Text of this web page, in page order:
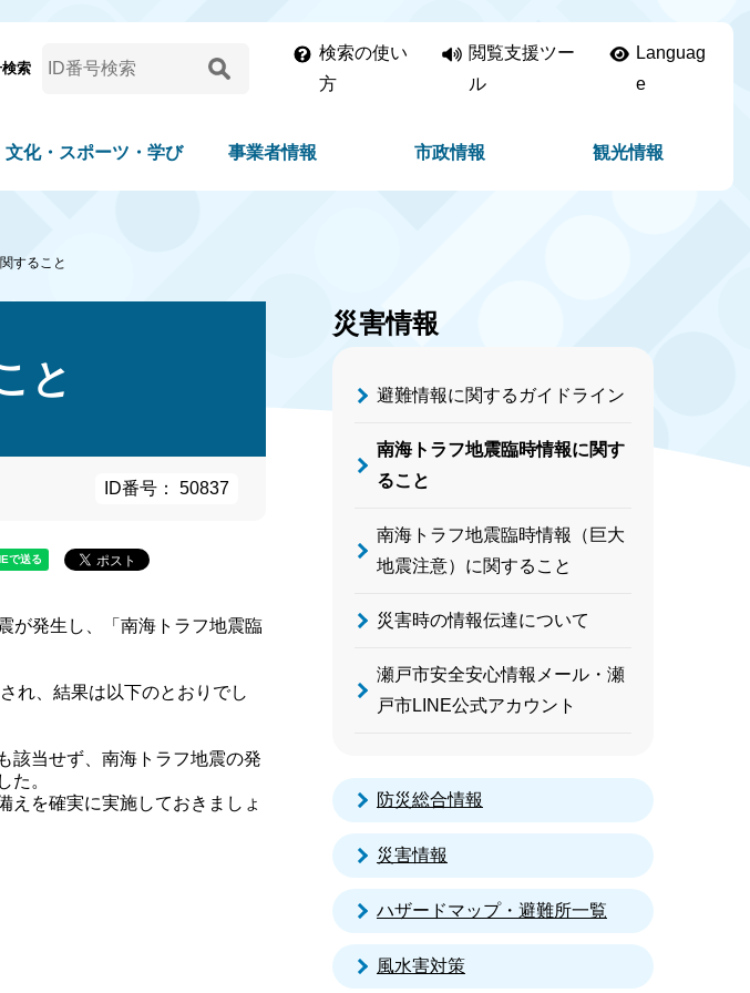
検索
検索の使い
方
閲覧支援ツー
ル
Languag
e
文化・スポーツ・学び 事業者情報 市政情報 観光情報
すること
と
ID番号： 50837
が発生し、「南海トラフ地震臨
れ、結果は以下のとおりでし
該当せず、南海トラフ地震の発
た。
を確実に実施しておきましょ
災害情報
避難情報に関するガイドライン
南海トラフ地震臨時情報に関す
ること
南海トラフ地震臨時情報（巨大
地震注意）に関すること
災害時の情報伝達について
瀬戸市安全安心情報メール・瀬
戸市LINE公式アカウント
防災総合情報
災害情報
ハザードマップ・避難所一覧
風水害対策